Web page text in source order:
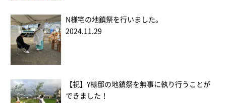
N様宅の地鎮祭を行いました。
2024.11.29
【祝】Y様邸の地鎮祭を無事に執り行うことが
できました！